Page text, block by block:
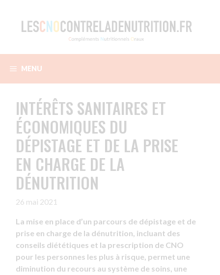
contenu
MENU
INTÉRÊTS SANITAIRES ET
ÉCONOMIQUES DU
DÉPISTAGE ET DE LA PRISE
EN CHARGE DE LA
DÉNUTRITION
26 mai 2021
La mise en place d’un parcours de dépistage et de
prise en charge de la dénutrition, incluant des
conseils diététiques et la prescription de CNO
pour les personnes les plus à risque, permet une
diminution du recours au système de soins, une